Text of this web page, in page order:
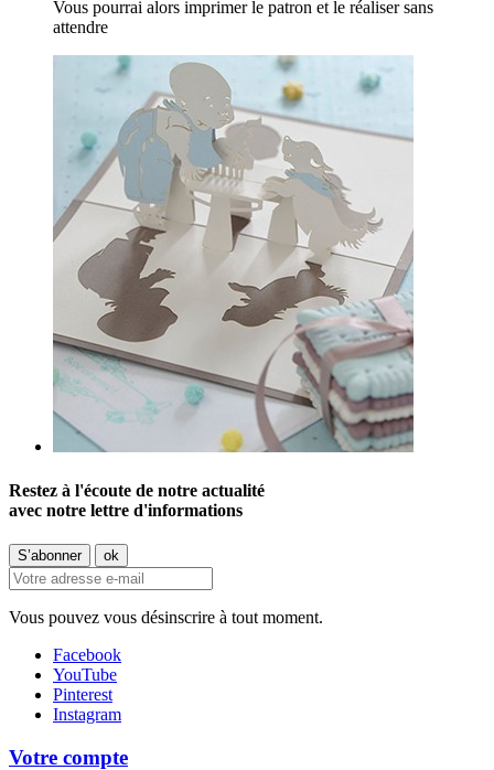
Vous pourrai alors imprimer le patron et le réaliser sans
attendre
Restez à l'écoute de notre actualité
avec notre lettre d'informations
Vous pouvez vous désinscrire à tout moment.
Facebook
YouTube
Pinterest
Instagram
Votre compte